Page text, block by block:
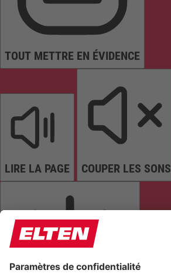
TOUT METTRE EN ÉVIDENCE
LIRE LA PAGE COUPER LES SONS